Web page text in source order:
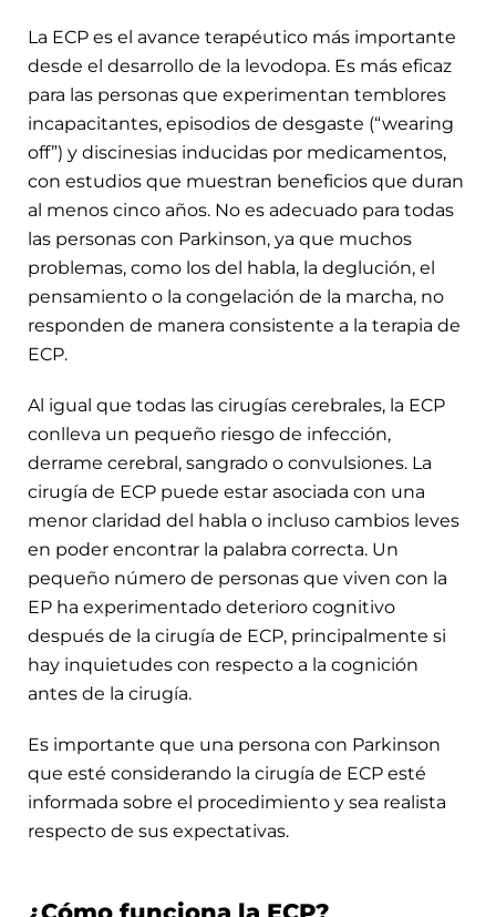
La ECP es el avance terapéutico más importante
desde el desarrollo de la levodopa. Es más eficaz
para las personas que experimentan temblores
incapacitantes, episodios de desgaste (“wearing
off”) y discinesias inducidas por medicamentos,
con estudios que muestran beneficios que duran
al menos cinco años. No es adecuado para todas
las personas con Parkinson, ya que muchos
problemas, como los del habla, la deglución, el
pensamiento o la congelación de la marcha, no
responden de manera consistente a la terapia de
ECP.
Al igual que todas las cirugías cerebrales, la ECP
conlleva un pequeño riesgo de infección,
derrame cerebral, sangrado o convulsiones. La
cirugía de ECP puede estar asociada con una
menor claridad del habla o incluso cambios leves
en poder encontrar la palabra correcta. Un
pequeño número de personas que viven con la
EP ha experimentado deterioro cognitivo
después de la cirugía de ECP, principalmente si
hay inquietudes con respecto a la cognición
antes de la cirugía.
Es importante que una persona con Parkinson
que esté considerando la cirugía de ECP esté
informada sobre el procedimiento y sea realista
respecto de sus expectativas.